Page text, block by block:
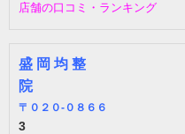
店舗の口コミ・ランキング
盛 岡 均 整
院
〒 ０２０-０８６６
岩手
3 ℡ ０１